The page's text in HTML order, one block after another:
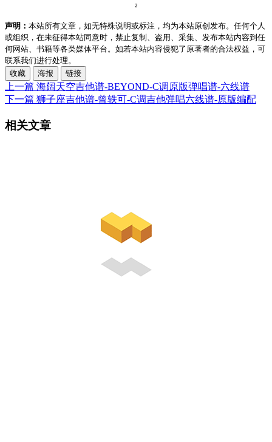
声明： 本站所有文章，如无特殊说明或标注，均为本站原创发布。任何个人
或组织，在未征得本站同意时，禁止复制、盗用、采集、发布本站内容到任
何网站、书籍等各类媒体平台。如若本站内容侵犯了原著者的合法权益，可
联系我们进行处理。
收藏
海报 链接
上一篇 海阔天空吉他谱-BEYOND-C调原版弹唱谱-六线谱
下一篇 狮子座吉他谱-曾轶可-C调吉他弹唱六线谱-原版编配
相关文章